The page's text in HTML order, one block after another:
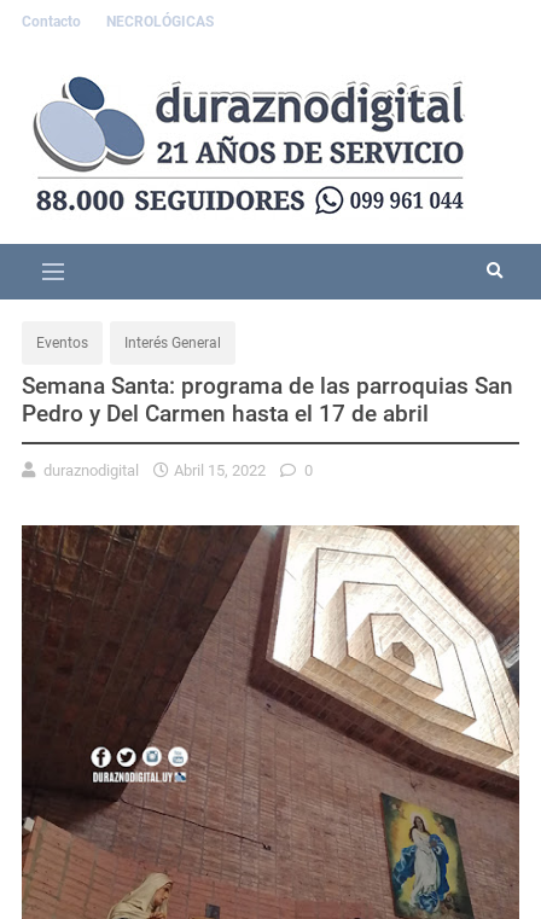
Contacto NECROLÓGICAS
Eventos Interés General
Semana Santa: programa de las parroquias San
Pedro y Del Carmen hasta el 17 de abril
duraznodigital Abril 15, 2022 0